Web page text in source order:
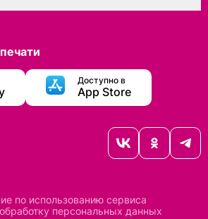
Доступно в
App Store
по использованию сервиса
персональных данных